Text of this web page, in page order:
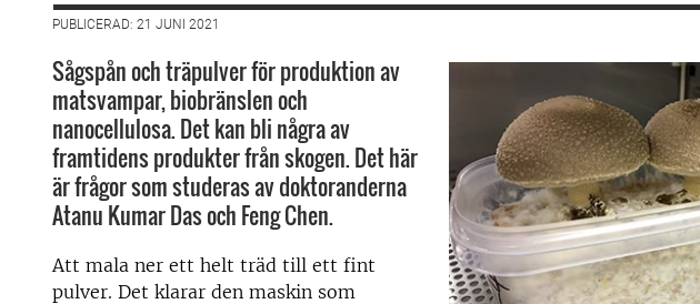
PUBLICERAD: 21 JUNI 2021
Sågspån och träpulver för produktion av
matsvampar, biobränslen och
nanocellulosa. Det kan bli några av
framtidens produkter från skogen. Det här
är frågor som studeras av doktoranderna
Atanu Kumar Das och Feng Chen.
Att mala ner ett helt träd till ett fint
pulver. Det klarar den maskin som